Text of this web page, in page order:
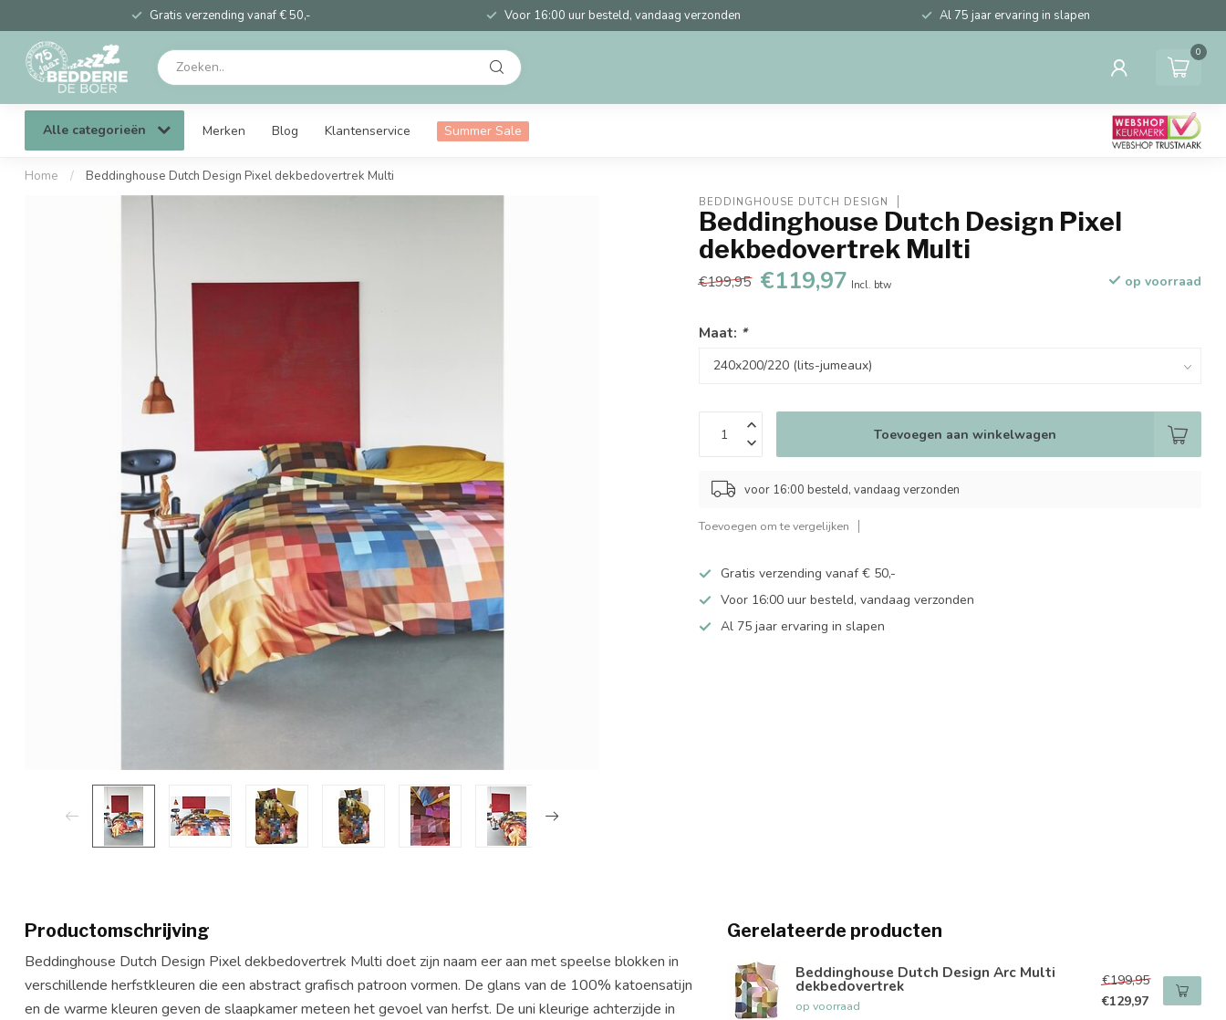
Gratis verzending vanaf € 50,- Voor 16:00 uur besteld, vandaag verzonden Al 75 jaar ervaring in slapen
0
Alle categorieën Merken Blog Klantenservice Summer Sale
Home / Beddinghouse Dutch Design Pixel dekbedovertrek Multi
BEDDINGHOUSE DUTCH DESIGN
Beddinghouse Dutch Design Pixel
dekbedovertrek Multi
€199,95 €119,97 Incl. btw op voorraad
Maat: *
Toevoegen aan winkelwagen
voor 16:00 besteld, vandaag verzonden
Toevoegen om te vergelijken
Gratis verzending vanaf € 50,-
Voor 16:00 uur besteld, vandaag verzonden
Al 75 jaar ervaring in slapen
Productomschrijving
Beddinghouse Dutch Design Pixel dekbedovertrek Multi doet zijn naam eer aan met speelse blokken in
verschillende herfstkleuren die een abstract grafisch patroon vormen. De glans van de 100% katoensatijn
en de warme kleuren geven de slaapkamer meteen het gevoel van herfst. De uni kleurige achterzijde in
Gerelateerde producten
Beddinghouse Dutch Design Arc Multi
dekbedovertrek
op voorraad
€199,95
€129,97